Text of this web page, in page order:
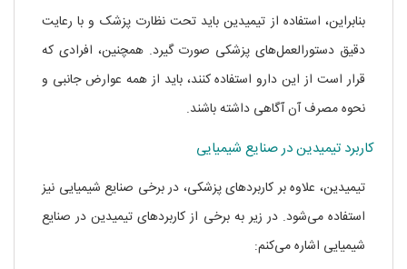
بنابراین، استفاده از تیمیدین باید تحت نظارت پزشک و با رعایت
دقیق دستورالعمل‌های پزشکی صورت گیرد. همچنین، افرادی که
قرار است از این دارو استفاده کنند، باید از همه عوارض جانبی و
نحوه مصرف آن آگاهی داشته باشند.
کاربرد تیمیدین در صنایع شیمیایی
تیمیدین، علاوه بر کاربردهای پزشکی، در برخی صنایع شیمیایی نیز
استفاده می‌شود. در زیر به برخی از کاربردهای تیمیدین در صنایع
شیمیایی اشاره می‌کنم: